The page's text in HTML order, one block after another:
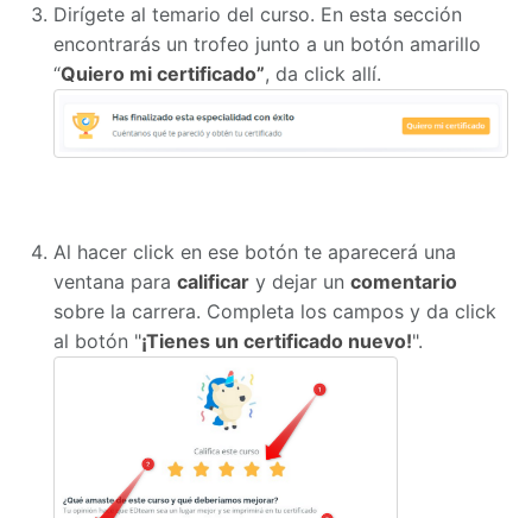
Dirígete al temario del curso. En esta sección
encontrarás un trofeo junto a un botón amarillo
“Quiero mi certificado”, da click allí.
Al hacer click en ese botón te aparecerá una
ventana para calificar y dejar un comentario
sobre la carrera. Completa los campos y da click
al botón "¡Tienes un certificado nuevo!".